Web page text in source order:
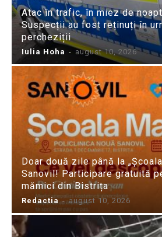
Atac în trafic, în miez de
Suspecții au fost reținuți în
percheziții
Iulia Hoha - august 10, 2026
Doar două zile până la
Sanovil! Participare gratuită
mămici din Bistrița
Redactia - august 10, 2026